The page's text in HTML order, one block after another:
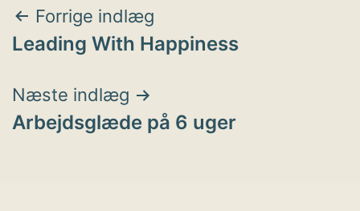
Indlægsnavigation
Forrige indlæg
Leading With Happiness
Næste indlæg
Arbejdsglæde på 6 uger